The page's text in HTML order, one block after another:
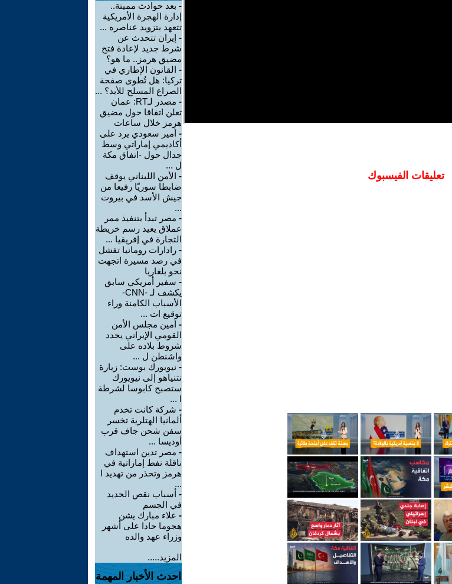
تعليقات الفيسبوك
- بعد حوادث مميتة..
إدارة الهجرة الأمريكية
تتعهد بتزويد عناصره ...
- إيران تتحدث عن
شرط جديد لإعادة فتح
مضيق هرمز.. ما هو؟
- القانون الإطاري في
تركيا: هل تُطوى صفحة
الصراع المسلح للأبد؟ ...
-
مصدر لـRT: عمان
تعلن اتفاقا حول مضيق
هرمز خلال ساعات
- أمير سعودي يرد على
أكاديمي إماراتي وسط
جدال حول -اتفاق مكة
ل ...
- الأمن اللبناني يوقف
ضابطا سوريّا رفيعا من
جيش الأسد في بيروت
...
- مصر تبدأ بتنفيذ ممر
عملاق يعيد رسم خريطة
التجارة في إفريقيا ...
- رادارات رومانيا تفشل
في رصد مسيرة اتجهت
نحو بلغاريا
- سفير أمريكي سابق
يكشف لـ -CNN-
الأسباب الكامنة وراء
توقيع ات ...
- أمين مجلس الأمن
القومي الإيراني يحدد
شروط بلاده على
واشنطن ل ...
- نيويورك بوست: زيارة
نتنياهو إلى نيويورك
ستصبح كابوسا لشرطة
ا ...
- شركة كانت تخدم
ألمانيا الهتلرية تخسر
سفن شحن جاف قرب
أوديسا ...
- مصر تدين استهداف
ناقلة نفط إماراتية في
هرمز وتحذر من تهديد ا
...
- أسباب نقص الحديد
في الجسم
- علاء مبارك يشن
هجوما حادا على أشهر
وزراء عهد والده
المزيد.....
احدث الأخبار المهمة